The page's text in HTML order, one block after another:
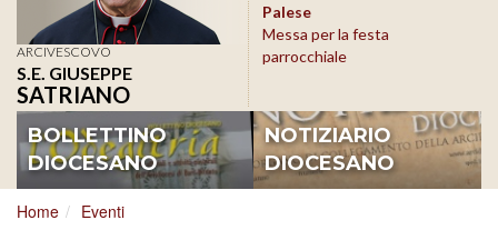
ARCIVESCOVO
S.E. GIUSEPPE
SATRIANO
Pugliese
Palese
Messa per la festa
parrocchiale
BOLLETTINO
DIOCESANO
NOTIZIARIO
DIOCESANO
Home Eventi